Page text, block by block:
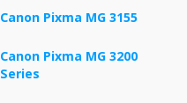
Canon Pixma MG 3155
Canon Pixma MG 3200
Series